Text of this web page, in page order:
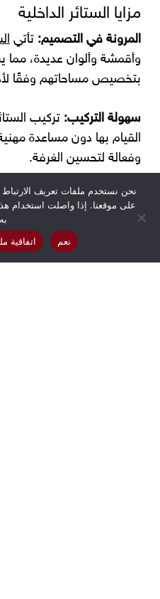
مزايا الستائر الداخلية
المرونة في التصميم: تأتي
وأقمشة وألوان عديدة، مما
بتخصيص مساحاتهم وفقًا
سهولة التركيب: تركيب
القيام بها دون مساعدة
وفعالة لتحسين الغرفة.
الصيانة:معظم الستائر
منتظمًا وغسيلًا أو تنظيفًا
من خلال
نحن نستخدم ملفات تعريف
على موقعنا. إذا واصلت استخدام
نعم
اتفاقية